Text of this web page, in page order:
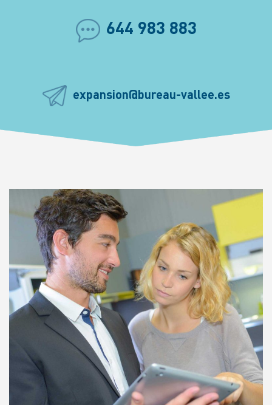
644 983 883
expansion@bureau-vallee.es